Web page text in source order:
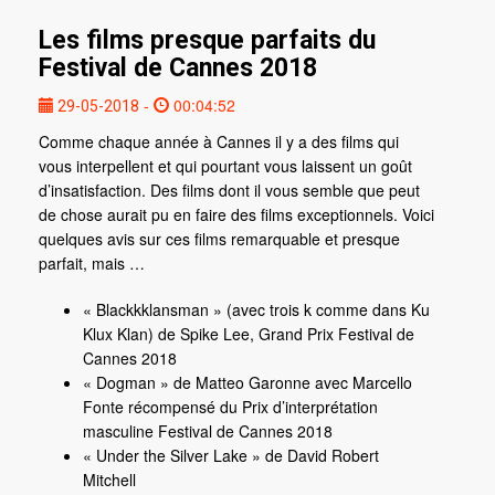
Les films presque parfaits du
Festival de Cannes 2018
29-05-2018 -
00:04:52
Comme chaque année à Cannes il y a des films qui
vous interpellent et qui pourtant vous laissent un goût
d’insatisfaction. Des films dont il vous semble que peut
de chose aurait pu en faire des films exceptionnels. Voici
quelques avis sur ces films remarquable et presque
parfait, mais …
« Blackkklansman » (avec trois k comme dans Ku
Klux Klan) de Spike Lee, Grand Prix Festival de
Cannes 2018
« Dogman » de Matteo Garonne avec Marcello
Fonte récompensé du Prix d’interprétation
masculine Festival de Cannes 2018
« Under the Silver Lake » de David Robert
Mitchell